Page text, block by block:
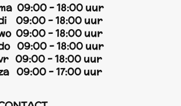
09:00 - 18:00 uur
09:00 - 18:00 uur
09:00 - 18:00 uur
09:00 - 18:00 uur
09:00 - 18:00 uur
09:00 - 17:00 uur